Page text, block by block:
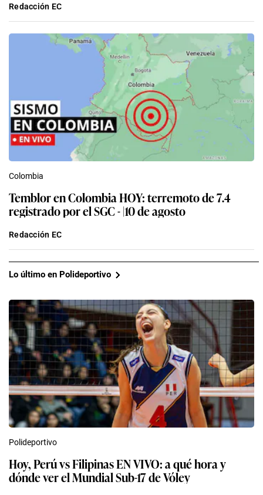
Redacción EC
Colombia
Temblor en Colombia HOY: terremoto de 7.4
registrado por el SGC - |10 de agosto
Redacción EC
Lo último en Polideportivo
Polideportivo
Hoy, Perú vs Filipinas EN VIVO: a qué hora y
dónde ver el Mundial Sub-17 de Vóley